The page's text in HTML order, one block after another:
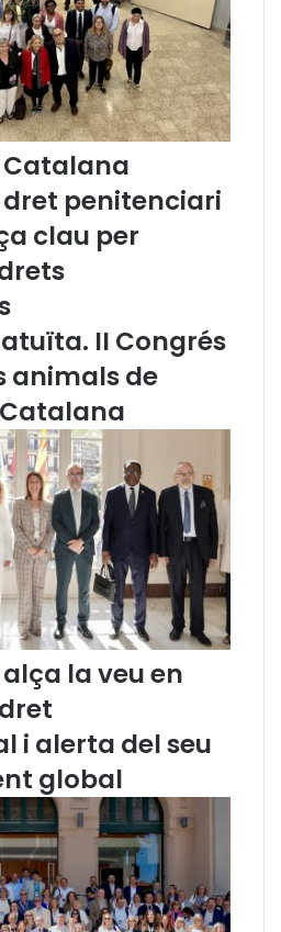
d
v
o
c
a
t
d
e
e
r
s
s
Catalana
penitenciari
clau per
II Congrés
animals de
la veu en
i alerta del seu
global